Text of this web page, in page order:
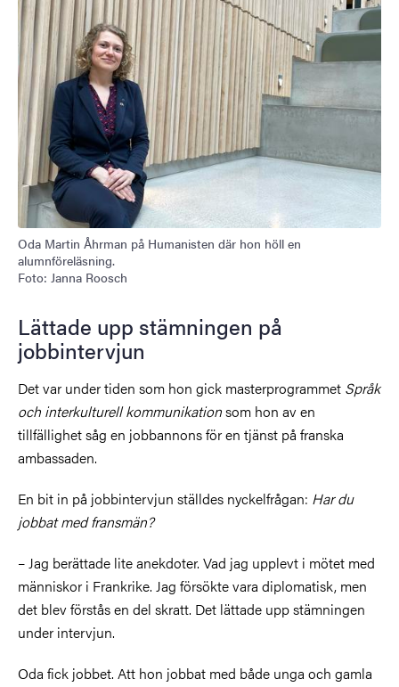
Oda Martin Åhrman på Humanisten där hon höll en
alumnföreläsning.
Foto: Janna Roosch
Lättade upp stämningen på
jobbintervjun
Det var under tiden som hon gick masterprogrammet Språk
och interkulturell kommunikationsom hon av en
tillfällighet såg en jobbannons för en tjänst på franska
ambassaden.
En bit in på jobbintervjun ställdes nyckelfrågan: Har du
jobbat med fransmän?
– Jag berättade lite anekdoter. Vad jag upplevt i mötet med
människor i Frankrike. Jag försökte vara diplomatisk, men
det blev förstås en del skratt. Det lättade upp stämningen
under intervjun.
Oda fick jobbet. Att hon jobbat med både unga och gamla